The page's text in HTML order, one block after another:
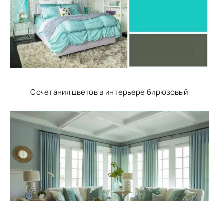
Сочетания цветов в интерьере бирюзовый